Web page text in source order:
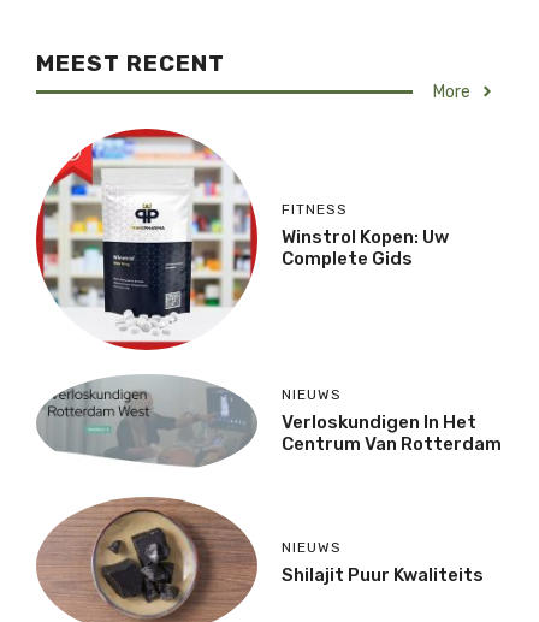
MEEST RECENT
More
FITNESS
Winstrol Kopen: Uw
Complete Gids
NIEUWS
Verloskundigen In Het
Centrum Van Rotterdam
NIEUWS
Shilajit Puur Kwaliteits